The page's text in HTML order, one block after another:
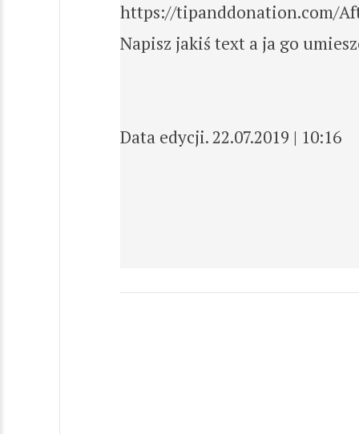
https://tipanddonation.com/
Napisz jakiś text a ja go
Data edycji. 22.07.2019 | 10:16